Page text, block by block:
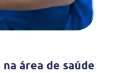
área de saúde